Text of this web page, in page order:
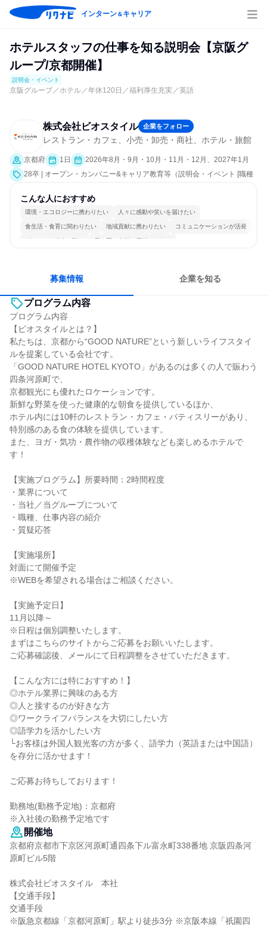
インターン＆キャリア
ホテルスタッフの仕事を知る説明会【京阪グ
ループ/京都開催】
説明会・イベント
京阪グループ／ホテル／年休120日／福利厚生充実／英語
株式会社ビオスタイル 企業をフォロー
レストラン・カフェ、小売・卸売・商社、ホテル・旅館
京都府 1日
2026年8月・9月・10月・11月・12月、2027年1月
28卒 | オープン・カンパニー&キャリア教育等（説明会・イベント [職種
こんな人におすすめ
環境・エコロジーに携わりたい 人々に感動や笑いを届けたい
食生活・食育に関わりたい 地域貢献に携わりたい コミュニケーションが活発
グローバル志向が強い 長く同じ会社に居続けられる
募集情報 企業を知る
プログラム内容
プログラム内容
【ビオスタイルとは？】
私たちは、京都から“GOOD NATURE”という新しいライフスタイ
ルを提案している会社です。
「GOOD NATURE HOTEL KYOTO」があるのは多くの人で賑わう
四条河原町で、
京都観光にも優れたロケーションです。
新鮮な野菜を使った健康的な朝食を提供しているほか、
ホテル内には10軒のレストラン・カフェ・パティスリーがあり、
特別感のある食の体験を提供しています。
また、ヨガ・気功・農作物の収穫体験なども楽しめるホテルで
す！
【実施プログラム】所要時間：2時間程度
・業界について
・当社／当グループについて
・職種、仕事内容の紹介
・質疑応答
【実施場所】
対面にて開催予定
※WEBを希望される場合はご相談ください。
【実施予定日】
11月以降～
※日程は個別調整いたします。
まずはこちらのサイトからご応募をお願いいたします。
ご応募確認後、メールにて日程調整をさせていただきます。
【こんな方には特におすすめ！】
◎ホテル業界に興味のある方
◎人と接するのが好きな方
◎ワークライフバランスを大切にしたい方
◎語学力を活かしたい方
└お客様は外国人観光客の方が多く、語学力（英語または中国語）
を存分に活かせます！
ご応募お待ちしております！
勤務地(勤務予定地)：京都府
※入社後の勤務予定地です
開催地
京都府京都市下京区河原町通四条下ル富永町338番地 京阪四条河
原町ビル5階
株式会社ビオスタイル 本社
【交通手段】
交通手段
※阪急京都線「京都河原町」駅より徒歩3分 ※京阪本線「祇園四